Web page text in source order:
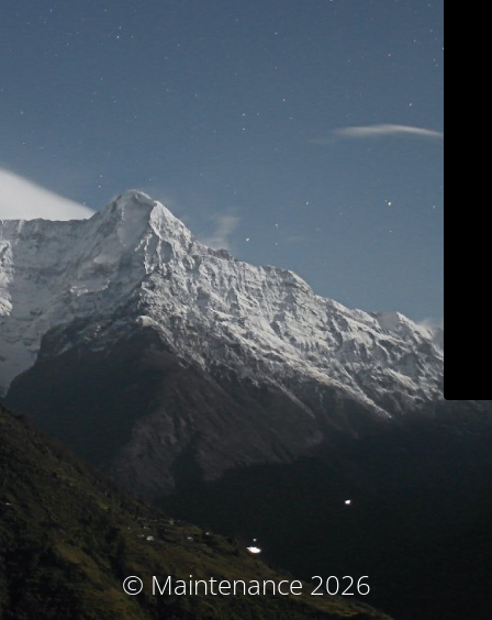
© Maintenance 2026